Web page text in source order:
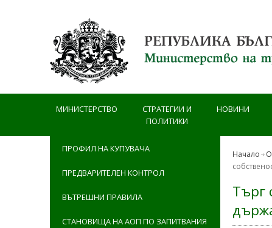
МИНИСТЕРСТВО
СТРАТЕГИИ И
ПОЛИТИКИ
НОВИНИ
ПРОФИЛ НА КУПУВАЧА
ПРЕДВАРИТЕЛЕН КОНТРОЛ
ВЪТРЕШНИ ПРАВИЛА
СТАНОВИЩА НА АОП ПО ЗАПИТВАНИЯ
Начало
Търг